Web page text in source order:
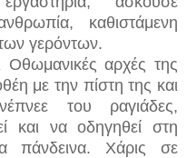
καθιστάμενη
γερόντων.
Οθωμανικές αρχές της
με την πίστη της και
του ραγιάδες,
και να οδηγηθεί στη
πάνδεινα. Χάρις σε